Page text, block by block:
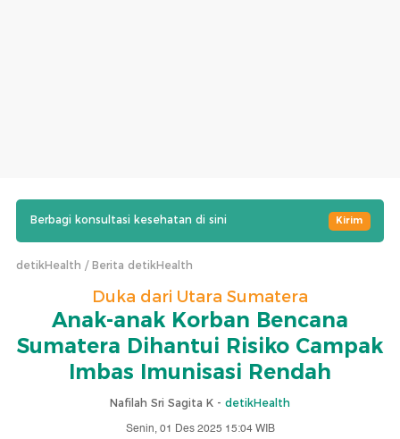
Berbagi konsultasi kesehatan di sini Kirim
detikHealth Berita detikHealth
Duka dari Utara Sumatera
Anak-anak Korban Bencana
Sumatera Dihantui Risiko Campak
Imbas Imunisasi Rendah
Nafilah Sri Sagita K - detikHealth
Senin, 01 Des 2025 15:04 WIB